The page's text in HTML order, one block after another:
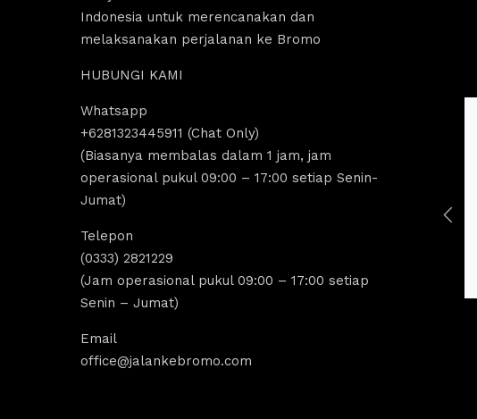
Indonesia untuk merencanakan dan
melaksanakan perjalanan ke Bromo
HUBUNGI KAMI
Whatsapp
+6281323445911 (Chat Only)
(Biasanya membalas dalam 1 jam, jam
operasional pukul 09:00 – 17:00 setiap Senin-
Jumat)
Telepon
(0333) 2821229
(Jam operasional pukul 09:00 – 17:00 setiap
Senin – Jumat)
Email
office@jalankebromo.com
menyediakan sewa
Jeep malang.
aktivitas tour
dan trip bromo.
destinasi Air terjun
amazing banget
4 years ago
bromo, kita bisa melakukan tour bromo
Sunrise dan Sunset.Pokoknya sangat